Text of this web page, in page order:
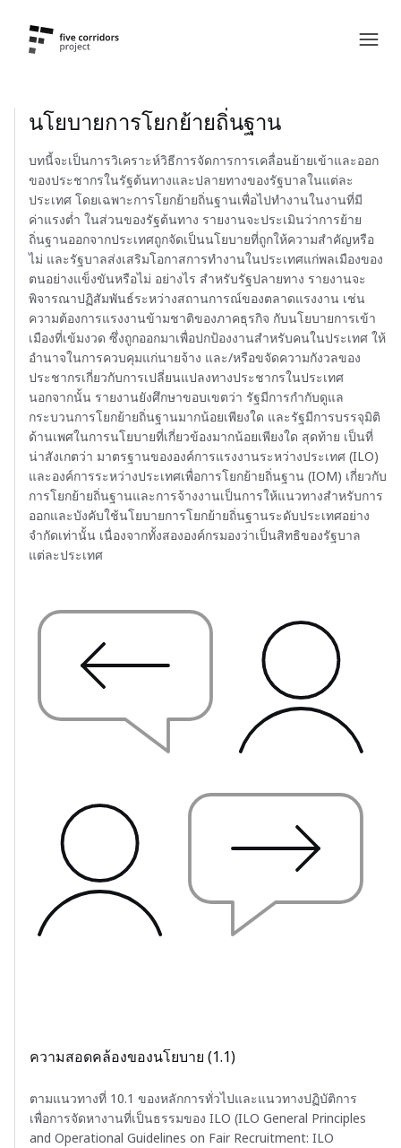
นโยบายการโยกย้ายถิ่นฐาน
บทนี้จะเป็นการวิเคราะห์วิธีการจัดการการเคลื่อนย้ายเข้าและออก
ของประชากรในรัฐต้นทางและปลายทางของรัฐบาลในแต่ละ
ประเทศ โดยเฉพาะการโยกย้ายถิ่นฐานเพื่อไปทำงานในงานที่มี
ค่าแรงต่ำ ในส่วนของรัฐต้นทาง รายงานจะประเมินว่าการย้าย
ถิ่นฐานออกจากประเทศถูกจัดเป็นนโยบายที่ถูกให้ความสำคัญหรือ
ไม่ และรัฐบาลส่งเสริมโอกาสการทำงานในประเทศแก่พลเมืองของ
ตนอย่างแข็งขันหรือไม่ อย่างไร สำหรับรัฐปลายทาง รายงานจะ
พิจารณาปฏิสัมพันธ์ระหว่างสถานการณ์ของตลาดแรงงาน เช่น
ความต้องการแรงงานข้ามชาติของภาคธุรกิจ กับนโยบายการเข้า
เมืองที่เข้มงวด ซึ่งถูกออกมาเพื่อปกป้องงานสำหรับคนในประเทศ ให้
อำนาจในการควบคุมแก่นายจ้าง และ/หรือขจัดความกังวลของ
ประชากรเกี่ยวกับการเปลี่ยนแปลงทางประชากรในประเทศ
นอกจากนั้น รายงานยังศึกษาขอบเขตว่า รัฐมีการกำกับดูแล
กระบวนการโยกย้ายถิ่นฐานมากน้อยเพียงใด และรัฐมีการบรรจุมิติ
ด้านเพศในการนโยบายที่เกี่ยวข้องมากน้อยเพียงใด สุดท้าย เป็นที่
น่าสังเกตว่า มาตรฐานขององค์การแรงงานระหว่างประเทศ (ILO)
และองค์การระหว่างประเทศเพื่อการโยกย้ายถิ่นฐาน (IOM) เกี่ยวกับ
การโยกย้ายถิ่นฐานและการจ้างงานเป็นการให้แนวทางสำหรับการ
ออกและบังคับใช้นโยบายการโยกย้ายถิ่นฐานระดับประเทศอย่าง
จำกัดเท่านั้น เนื่องจากทั้งสององค์กรมองว่าเป็นสิทธิของรัฐบาล
แต่ละประเทศ
ความสอดคล้องของนโยบาย (1.1)
ตามแนวทางที่ 10.1 ของหลักการทั่วไปและแนวทางปฏิบัติการ
เพื่อการจัดหางานที่เป็นธรรมของ ILO (ILO General Principles
and Operational Guidelines on Fair Recruitment: ILO